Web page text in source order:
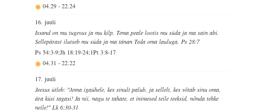
04.29-22.24
16. juuli
Issand on mu tugevus ja mu kilp, Tema peale lootis mu süda ja ma sain abi.
Sellepärast ilutseb mu süda ja ma tänan Teda oma lauluga. Ps 28:7
Ps 54:3-9;Jh 18:19-24;1Pt 3:8-17
04.31-22.22
17. juuli
Jeesus ütleb: "Anna igaühele, kes sinult palub, ja sellelt, kes võtab sinu oma,
ära küsi tagasi! Ja nii, nagu te tahate, et inimesed teile teeksid, nõnda tehke
neile!" Lk 6:30-31